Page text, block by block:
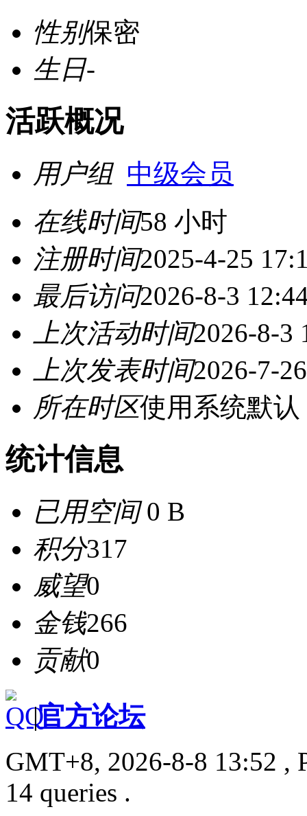
性别保密
生日-
活跃概况
用户组 中级会员
在线时间58 小时
注册时间2025-4-25
最后访问2026-8-3
上次活动时间2026-8-3
上次发表时间2026-7-
所在时区使用系统默认
统计信息
已用空间0 B
积分317
威望0
金钱266
贡献0
|官方论坛
GMT+8, 2026-8-8 13:52 ,
14 queries .